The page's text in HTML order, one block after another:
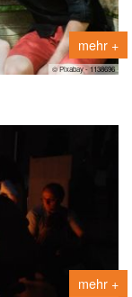
mehr +
© Pixabay - 1138696
mehr +